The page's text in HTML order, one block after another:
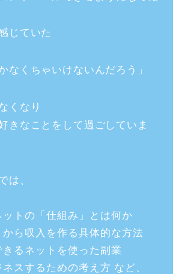
じていた
なくちゃいけないんだろう」
くなり
きなことをして過ごしていま
は、
ットの「仕組み」とは何か
から収入を作る具体的な方法
るネットを使った副業
スするための考え方 など、